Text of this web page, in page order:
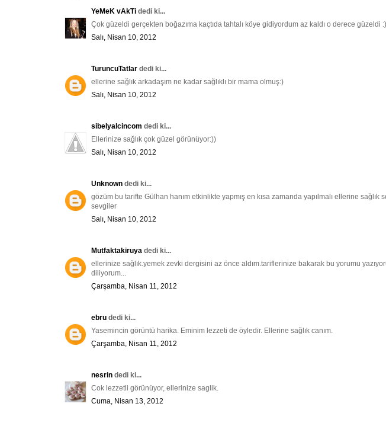
YeMeK vAkTi dedi ki...
Çok güzeldi gerçekten boğazıma kaçtıda tahtalı köye gidiyordum az kaldı o derece güzeldi
Salı, Nisan 10, 2012
TuruncuTatlar dedi ki...
ellerine sağlık arkadaşım ne kadar sağlıklı bir mama olmuş:)
Salı, Nisan 10, 2012
sibelyalcincom dedi ki...
Ellerinize sağlık çok güzel görünüyor:))
Salı, Nisan 10, 2012
Unknown dedi ki...
gözüm bu tarifte Gülhan hanım etkinlikte yapmış en kısa zamanda yapılmalı ellerine sağlık
sevgiler
Salı, Nisan 10, 2012
Mutfaktakiruya dedi ki...
ellerinize sağlık.yemek zevki dergisini az önce aldım.tariflerinize bakarak bu yorumu
diliyorum...
Çarşamba, Nisan 11, 2012
ebru dedi ki...
Yasemincin görüntü harika. Eminim lezzeti de öyledir. Ellerine sağlık canım.
Çarşamba, Nisan 11, 2012
nesrin dedi ki...
Cok lezzetli görünüyor, ellerinize saglik.
Cuma, Nisan 13, 2012